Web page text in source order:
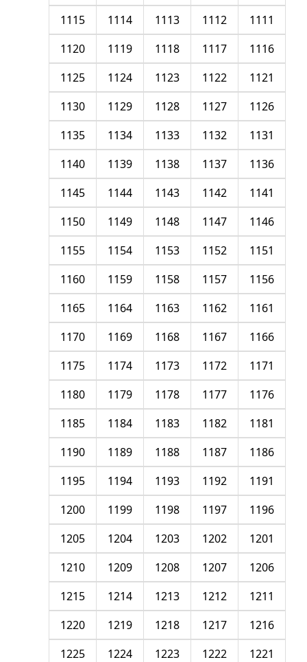
1111
1112
1113
1114
1115
1116
1117
1118
1119
1120
1121
1122
1123
1124
1125
1126
1127
1128
1129
1130
1131
1132
1133
1134
1135
1136
1137
1138
1139
1140
1141
1142
1143
1144
1145
1146
1147
1148
1149
1150
1151
1152
1153
1154
1155
1156
1157
1158
1159
1160
1161
1162
1163
1164
1165
1166
1167
1168
1169
1170
1171
1172
1173
1174
1175
1176
1177
1178
1179
1180
1181
1182
1183
1184
1185
1186
1187
1188
1189
1190
1191
1192
1193
1194
1195
1196
1197
1198
1199
1200
1201
1202
1203
1204
1205
1206
1207
1208
1209
1210
1211
1212
1213
1214
1215
1216
1217
1218
1219
1220
1221
1222
1223
1224
1225